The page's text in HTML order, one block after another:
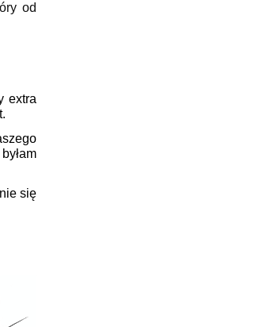
od
extra
się